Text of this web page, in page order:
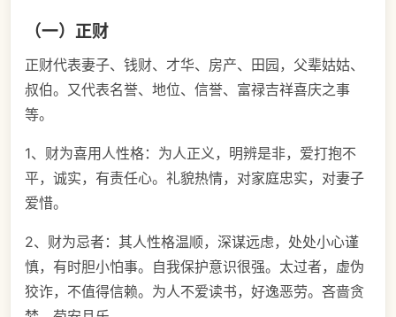
（一）正财
正财代表妻子、钱财、才华、房产、田园，父辈姑姑、
叔伯。又代表名誉、地位、信誉、富禄吉祥喜庆之事
等。
1、财为喜用人性格：为人正义，明辨是非，爱打抱不
平，诚实，有责任心。礼貌热情，对家庭忠实，对妻子
爱惜。
2、财为忌者：其人性格温顺，深谋远虑，处处小心谨
慎，有时胆小怕事。自我保护意识很强。太过者，虚伪
狡诈，不值得信赖。为人不爱读书，好逸恶劳。吝啬贪